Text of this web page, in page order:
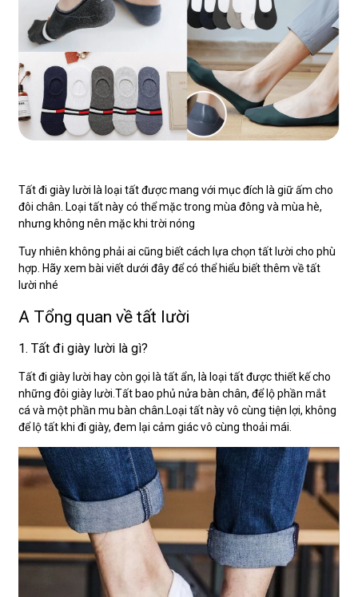
Tất đi giày lười là loại tất được mang với mục đích là giữ ấm cho
đôi chân. Loại tất này có thể mặc trong mùa đông và mùa hè,
nhưng không nên mặc khi trời nóng
Tuy nhiên không phải ai cũng biết cách lựa chọn tất lười cho phù
hợp. Hãy xem bài viết dưới đây để có thể hiểu biết thêm về tất
lười nhé
A Tổng quan về tất lười
1. Tất đi giày lười là gì?
Tất đi giày lười hay còn gọi là tất ẩn, là loại tất được thiết kế cho
những đôi giày lười.Tất bao phủ nửa bàn chân, để lộ phần mắt
cá và một phần mu bàn chân.Loại tất này vô cùng tiện lợi, không
để lộ tất khi đi giày, đem lại cảm giác vô cùng thoải mái.